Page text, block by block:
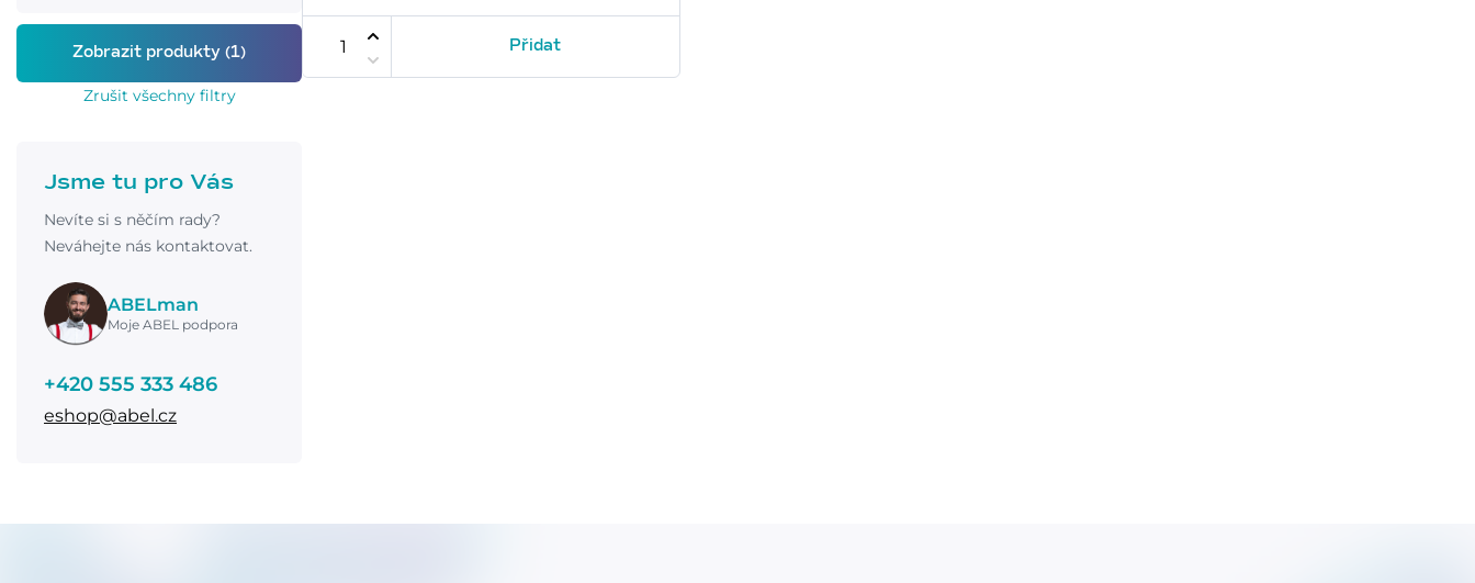
Zrušit všechny filtry
Jsme tu pro Vás
Nevíte si s něčím rady?
Neváhejte nás kontaktovat.
ABELman
Moje ABEL podpora
+420 555 333 486
eshop@abel.cz
Přidat